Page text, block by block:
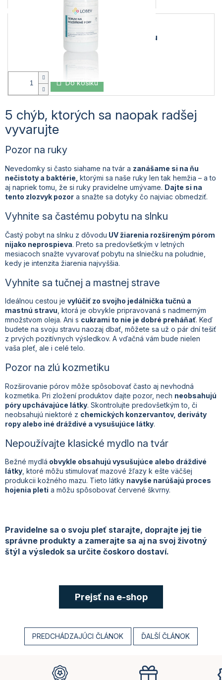
výskytrozšírených
Normalizujetvorbu kožného mazu
Pomáha proti čiernym bodkám
Do košíku
5 chýb, ktorých sa naopak radšej
vyvarujte
Pozor na ruky
Nevedomky si často siahame na tvár a zanášame si na ňu
nečistoty a baktérie, ktorými sa naše ruky len tak hemžia – a to
aj napriek tomu, že si ruky pravidelne umývame. Dajte si na
tento zlozvyk pozor a snažte sa dotyky čo najviac obmedziť.
Vyhnite sa častému pobytu na slnku
Častý pobyt na slnku z dôvodu UV žiarenia rozšíreným pórom
nijako neprospieva. Preto sa predovšetkým v letných
mesiacoch snažte vyvarovať pobytu na slniečku na poludnie,
kedy je intenzita žiarenia najvyššia.
Vyhnite sa tučnej a mastnej strave
Ideálnou cestou je vylúčiť zo svojho jedálnička tučnú a
mastnú stravu , ktorá je obvykle pripravovaná s nadmerným
množstvom oleja. Ani s cukrami to nie je dobré preháňať. Keď
budete na svoju stravu naozaj dbať, môžete sa už o pár dní tešiť
z prvých pozitívnych výsledkov. A vďačná vám bude nielen
vaša pleť, ale i celé telo.
Pozor na zlú kozmetiku
Rozširovanie pórov môže spôsobovať často aj nevhodná
kozmetika. Pri zložení produktov dajte pozor, nech neobsahujú
póry upchávajúce látky. Skontrolujte predovšetkým to, či
neobsahujú niektoré z chemických konzervantov, deriváty
ropy alebo iné dráždivé a vysušujúce látky.
Nepoužívajte klasické mydlo na tvár
Bežné mydlá obvykle obsahujú vysušujúce alebo dráždivé
látky , ktoré môžu stimulovať mazové žľazy k ešte väčšej
produkcii kožného mazu. Tieto látky navyše narúšajú proces
hojenia pleti a môžu spôsobovať červené škvrny.
Pravidelne sa o svoju pleť starajte, doprajte jej tie
správne produkty a zamerajte sa aj na svoj životný
štýl a výsledok sa určite čoskoro dostaví.
Prejsť na e-shop
PREDCHÁDZAJÚCI ČLÁNOK ĎALŠÍ ČLÁNOK